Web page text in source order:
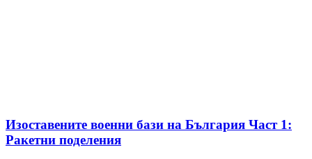
Изоставените военни бази на България Част 1:
Ракетни поделения